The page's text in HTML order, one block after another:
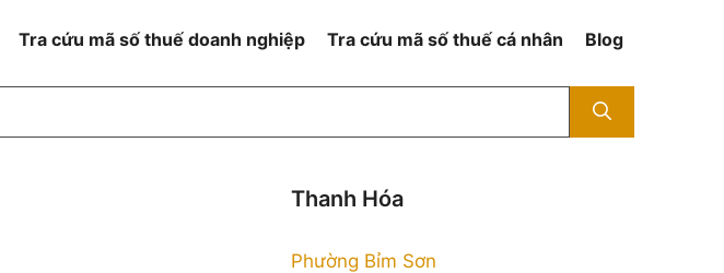
chưa
đóng MST
Tra cứu mã số thuế doanh nghiệp Tra cứu mã số thuế cá nhân Blog
Thanh Hóa
Phường Bỉm Sơn